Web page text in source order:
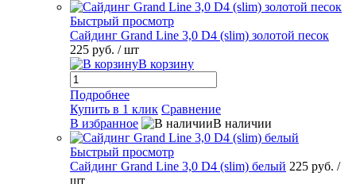
Быстрый просмотр
Сайдинг Grand Line 3,0 D4 (slim) золотой песок
225 руб. / шт
В корзину
Подробнее
Купить в 1 клик Сравнение
В избранное
В наличии
Быстрый просмотр
Сайдинг Grand Line 3,0 D4 (slim) белый 225 руб. /
шт